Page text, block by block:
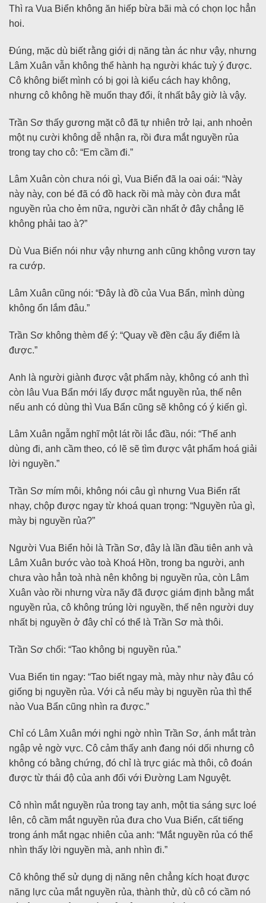
Thì ra Vua Biển không ăn hiếp bừa bãi mà có chọn lọc hẳn
hoi.
Đúng, mặc dù biết rằng giới dị năng tàn ác như vậy, nhưng
Lâm Xuân vẫn không thể hành hạ người khác tuỳ ý được.
Cô không biết mình có bị gọi là kiểu cách hay không,
nhưng cô không hề muốn thay đổi, ít nhất bây giờ là vậy.
Trần Sơ thấy gương mặt cô đã tự nhiên trở lại, anh nhoẻn
một nụ cười không dễ nhận ra, rồi đưa mắt nguyền rủa
trong tay cho cô: “Em cầm đi.”
Lâm Xuân còn chưa nói gì, Vua Biển đã la oai oái: “Này
này này, con bé đã có đồ hack rồi mà mày còn đưa mắt
nguyền rủa cho ẻm nữa, người cần nhất ở đây chẳng lẽ
không phải tao à?”
Dù Vua Biển nói như vậy nhưng anh cũng không vươn tay
ra cướp.
Lâm Xuân cũng nói: “Đây là đồ của Vua Bẩn, mình dùng
không ổn lắm đâu.”
Trần Sơ không thèm để ý: “Quay về đền cậu ấy điểm là
được.”
Anh là người giành được vật phẩm này, không có anh thì
còn lâu Vua Bẩn mới lấy được mắt nguyền rủa, thế nên
nếu anh có dùng thì Vua Bẩn cũng sẽ không có ý kiến gì.
Lâm Xuân ngẫm nghĩ một lát rồi lắc đầu, nói: “Thế anh
dùng đi, anh cầm theo, có lẽ sẽ tìm được vật phẩm hoá giải
lời nguyền.”
Trần Sơ mím môi, không nói câu gì nhưng Vua Biển rất
nhạy, chộp được ngay từ khoá quan trọng: “Nguyền rủa gì,
mày bị nguyền rủa?”
Người Vua Biển hỏi là Trần Sơ, đây là lần đầu tiên anh và
Lâm Xuân bước vào toà Khoá Hồn, trong ba người, anh
chưa vào hẳn toà nhà nên không bị nguyền rủa, còn Lâm
Xuân vào rồi nhưng vừa nãy đã được giám định bằng mắt
nguyền rủa, cô không trúng lời nguyền, thế nên người duy
nhất bị nguyền ở đây chỉ có thể là Trần Sơ mà thôi.
Trần Sơ chối: “Tao không bị nguyền rủa.”
Vua Biển tin ngay: “Tao biết ngay mà, mày như này đâu có
giống bị nguyền rủa. Với cả nếu mày bị nguyền rủa thì thể
nào Vua Bẩn cũng nhìn ra được.”
Chỉ có Lâm Xuân mới nghi ngờ nhìn Trần Sơ, ánh mắt tràn
ngập vẻ ngờ vực. Cô cảm thấy anh đang nói dối nhưng cô
không có bằng chứng, đó chỉ là trực giác mà thôi, cô đoán
được từ thái độ của anh đối với Đường Lam Nguyệt.
Cô nhìn mắt nguyền rủa trong tay anh, một tia sáng sực loé
lên, cô cầm mắt nguyền rủa đưa cho Vua Biển, cất tiếng
trong ánh mắt ngạc nhiên của anh: “Mắt nguyền rủa có thể
nhìn thấy lời nguyền mà, anh nhìn đi.”
Cô không thể sử dụng dị năng nên chẳng kích hoạt được
năng lực của mắt nguyền rủa, thành thử, dù cô có cầm nó